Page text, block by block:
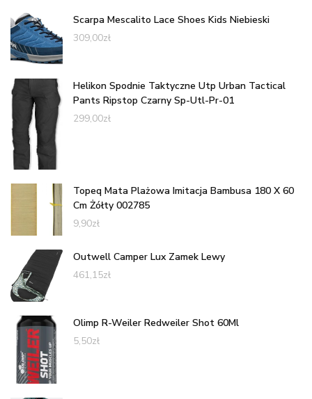
Scarpa Mescalito Lace Shoes Kids Niebieski
309,00zł
Helikon Spodnie Taktyczne Utp Urban Tactical
Pants Ripstop Czarny Sp-Utl-Pr-01
299,00zł
Topeq Mata Plażowa Imitacja Bambusa 180 X 60
Cm Żółty 002785
9,90zł
Outwell Camper Lux Zamek Lewy
461,15zł
Olimp R-Weiler Redweiler Shot 60Ml
5,50zł